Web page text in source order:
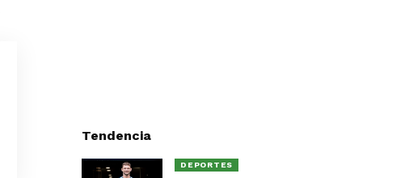
Tendencia
DEPORTES